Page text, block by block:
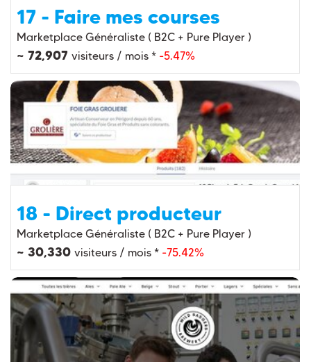
17 - Faire mes courses
Marketplace Généraliste ( B2C + Pure Player )
~ 72,907 visiteurs / mois * -5.47%
18 - Direct producteur
Marketplace Généraliste ( B2C + Pure Player )
~ 30,330 visiteurs / mois * -75.42%